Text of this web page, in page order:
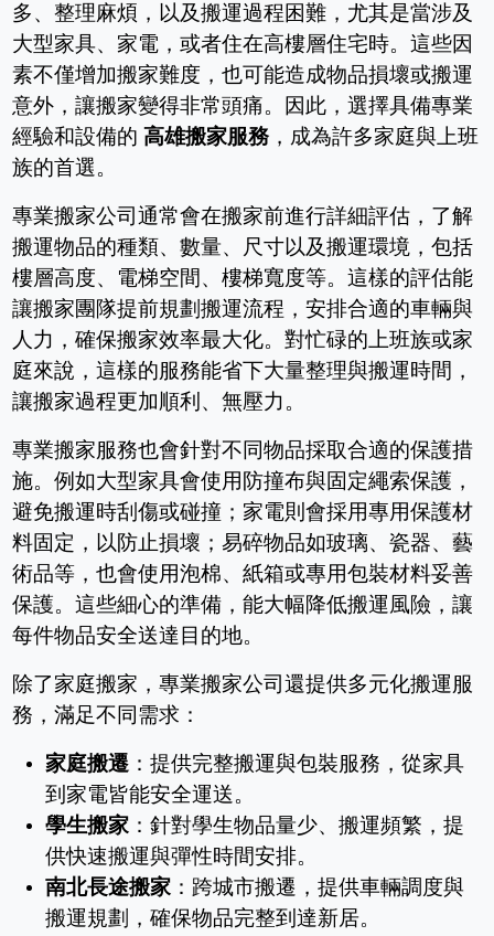
多、整理麻煩，以及搬運過程困難，尤其是當涉及
大型家具、家電，或者住在高樓層住宅時。這些因
素不僅增加搬家難度，也可能造成物品損壞或搬運
意外，讓搬家變得非常頭痛。因此，選擇具備專業
經驗和設備的 高雄搬家服務 ，成為許多家庭與上班
族的首選。
專業搬家公司通常會在搬家前進行詳細評估，了解
搬運物品的種類、數量、尺寸以及搬運環境，包括
樓層高度、電梯空間、樓梯寬度等。這樣的評估能
讓搬家團隊提前規劃搬運流程，安排合適的車輛與
人力，確保搬家效率最大化。對忙碌的上班族或家
庭來說，這樣的服務能省下大量整理與搬運時間，
讓搬家過程更加順利、無壓力。
專業搬家服務也會針對不同物品採取合適的保護措
施。例如大型家具會使用防撞布與固定繩索保護，
避免搬運時刮傷或碰撞；家電則會採用專用保護材
料固定，以防止損壞；易碎物品如玻璃、瓷器、藝
術品等，也會使用泡棉、紙箱或專用包裝材料妥善
保護。這些細心的準備，能大幅降低搬運風險，讓
每件物品安全送達目的地。
除了家庭搬家，專業搬家公司還提供多元化搬運服
務，滿足不同需求：
家庭搬遷 ：提供完整搬運與包裝服務，從家具
到家電皆能安全運送。
學生搬家 ：針對學生物品量少、搬運頻繁，提
供快速搬運與彈性時間安排。
南北長途搬家 ：跨城市搬遷，提供車輛調度與
搬運規劃，確保物品完整到達新居。